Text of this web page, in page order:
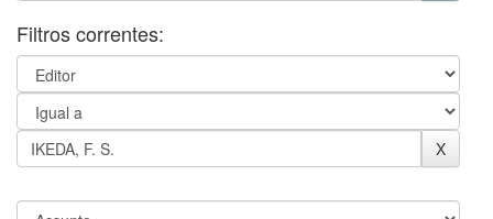
Filtros correntes: